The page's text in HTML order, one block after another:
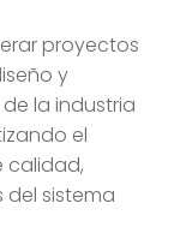
proyectos
y
la industria
el
calidad,
del sistema